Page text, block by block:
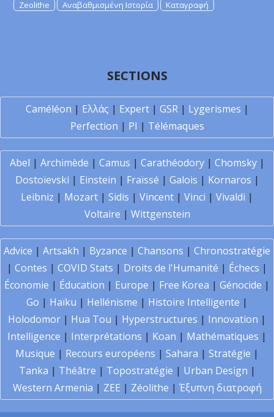
Zeolithe
Αναβαθμισμένη Ιστορία Καταγραφή
SECTIONS
Caméléon | Ελλάς | Expert| GSR| Lygerismes |
Perfection | PI | Télémaques
Abel | Archimède | Camus | Carathéodory| Chomsky|
Dostoïevski | Einstein | Fraïssé | Galois | Kornaros |
Leibniz | Mozart | Sidis | Vincent | Vinci | Vivaldi |
Voltaire | Wittgenstein
Advice | Artsakh | Byzance | Chansons | Chronostratégie
| Contes | COVID Stats | Droits de l'Humanité | Échecs |
Économie | Éducation | Europe | Free Korea | Génocide |
Go | Haïku | Hellénisme | Histoire Intelligente |
Holodomor | Hua Tou | Hyperstructures | Innovation |
Intelligence | Interprétations | Koan | Mathématiques |
Musique | Recours européens | Sahara | Stratégie |
Tanka | Théâtre | Topostratégie | Urban Design |
Western Armenia | ZEE | Zéolithe | Έξυπνη διατροφή